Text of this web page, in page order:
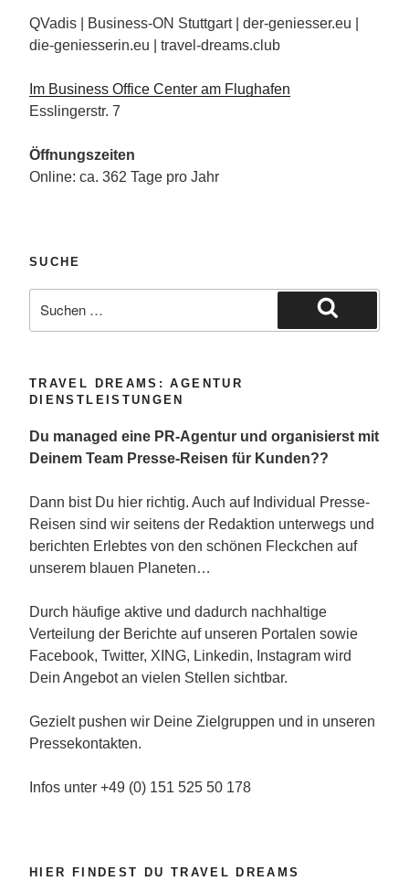
QVadis | Business-ON Stuttgart | der-geniesser.eu |
die-geniesserin.eu | travel-dreams.club
Im Business Office Center am Flughafen
Esslingerstr. 7
Öffnungszeiten
Online: ca. 362 Tage pro Jahr
SUCHE
nach:
Suchen
TRAVEL DREAMS: AGENTUR
DIENSTLEISTUNGEN
Du managed eine PR-Agentur und organisierst mit
Deinem Team Presse-Reisen für Kunden??
Dann bist Du hier richtig. Auch auf Individual Presse-
Reisen sind wir seitens der Redaktion unterwegs und
berichten Erlebtes von den schönen Fleckchen auf
unserem blauen Planeten…
Durch häufige aktive und dadurch nachhaltige
Verteilung der Berichte auf unseren Portalen sowie
Facebook, Twitter, XING, Linkedin, Instagram wird
Dein Angebot an vielen Stellen sichtbar.
Gezielt pushen wir Deine Zielgruppen und in unseren
Pressekontakten.
Infos unter +49 (0) 151 525 50 178
HIER FINDEST DU TRAVEL DREAMS